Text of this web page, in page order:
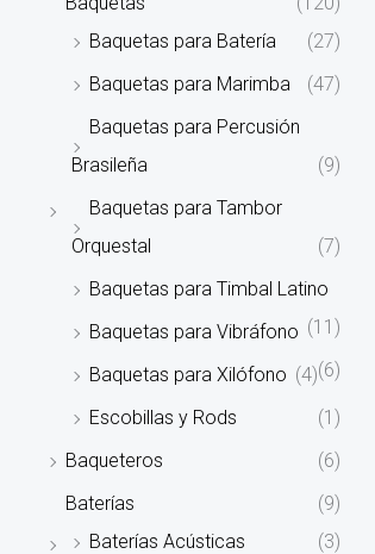
Baquetas para Batería
(27)
Baquetas para Marimba
(47)
Baquetas para Percusión
Brasileña
(9)
Baquetas para Tambor
Orquestal
(7)
Baquetas para Timbal Latino
(11)
Baquetas para Vibráfono
(6)
Baquetas para Xilófono (4)
Escobillas y Rods
(1)
Baqueteros
(6)
Baterías
(9)
Baterías Acústicas
(3)